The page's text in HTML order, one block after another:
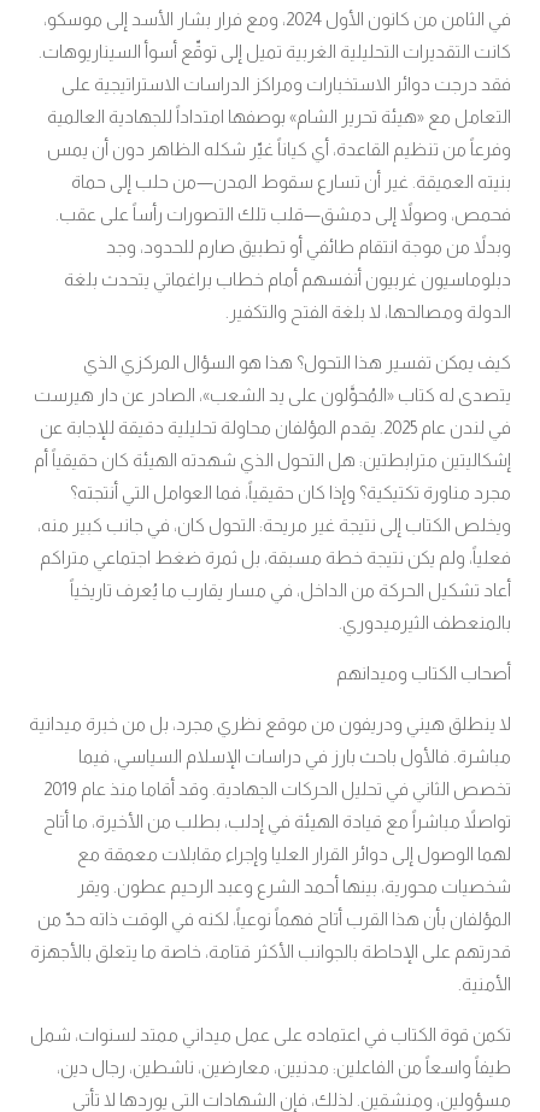
في الثامن من كانون الأول 2024، ومع فرار بشار الأسد إلى موسكو،
كانت التقديرات التحليلية الغربية تميل إلى توقّع أسوأ السيناريوهات.
فقد درجت دوائر الاستخبارات ومراكز الدراسات الاستراتيجية على
التعامل مع «هيئة تحرير الشام» بوصفها امتداداً للجهادية العالمية
وفرعاً من تنظيم القاعدة، أي كياناً غيّر شكله الظاهر دون أن يمس
بنيته العميقة. غير أن تسارع سقوط المدن—من حلب إلى حماة
فحمص، وصولاً إلى دمشق—قلب تلك التصورات رأساً على عقب.
وبدلاً من موجة انتقام طائفي أو تطبيق صارم للحدود، وجد
دبلوماسيون غربيون أنفسهم أمام خطاب براغماتي يتحدث بلغة
الدولة ومصالحها، لا بلغة الفتح والتكفير.
كيف يمكن تفسير هذا التحول؟ هذا هو السؤال المركزي الذي
يتصدى له كتاب «المُحوَّلون على يد الشعب»، الصادر عن دار هيرست
في لندن عام 2025. يقدم المؤلفان محاولة تحليلية دقيقة للإجابة عن
إشكاليتين مترابطتين: هل التحول الذي شهدته الهيئة كان حقيقياً أم
مجرد مناورة تكتيكية؟ وإذا كان حقيقياً، فما العوامل التي أنتجته؟
ويخلص الكتاب إلى نتيجة غير مريحة: التحول كان، في جانب كبير منه،
فعلياً، ولم يكن نتيجة خطة مسبقة، بل ثمرة ضغط اجتماعي متراكم
أعاد تشكيل الحركة من الداخل، في مسار يقارب ما يُعرف تاريخياً
بالمنعطف الثيرميدوري.
أصحاب الكتاب وميدانهم
لا ينطلق هيني ودريفون من موقع نظري مجرد، بل من خبرة ميدانية
مباشرة. فالأول باحث بارز في دراسات الإسلام السياسي، فيما
تخصص الثاني في تحليل الحركات الجهادية. وقد أقاما منذ عام 2019
تواصلاً مباشراً مع قيادة الهيئة في إدلب، بطلب من الأخيرة، ما أتاح
لهما الوصول إلى دوائر القرار العليا وإجراء مقابلات معمقة مع
شخصيات محورية، بينها أحمد الشرع وعبد الرحيم عطون. ويقر
المؤلفان بأن هذا القرب أتاح فهماً نوعياً، لكنه في الوقت ذاته حدّ من
قدرتهم على الإحاطة بالجوانب الأكثر قتامة، خاصة ما يتعلق بالأجهزة
الأمنية.
تكمن قوة الكتاب في اعتماده على عمل ميداني ممتد لسنوات، شمل
طيفاً واسعاً من الفاعلين: مدنيين، معارضين، ناشطين، رجال دين،
مسؤولين، ومنشقين. لذلك، فإن الشهادات التي يوردها لا تأتي